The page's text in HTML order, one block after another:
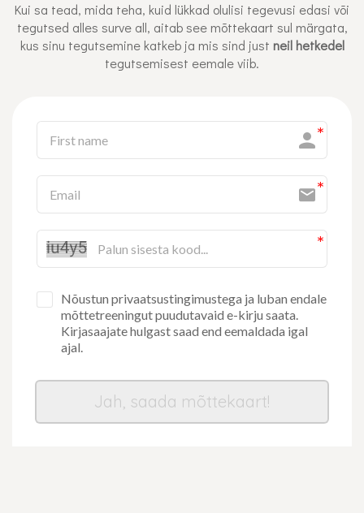
Kui sa tead, mida teha, kuid lükkad olulisi tegevusi edasi või
tegutsed alles surve all, aitab see mõttekaart sul märgata,
kus sinu tegutsemine katkeb ja mis sind just neil hetkedel
tegutsemisest eemale viib.
Nõustun privaatsustingimustega ja luban endale
mõttetreeningut puudutavaid e-kirju saata.
Kirjasaajate hulgast saad end eemaldada igal
ajal.
Jah, saada mõttekaart!